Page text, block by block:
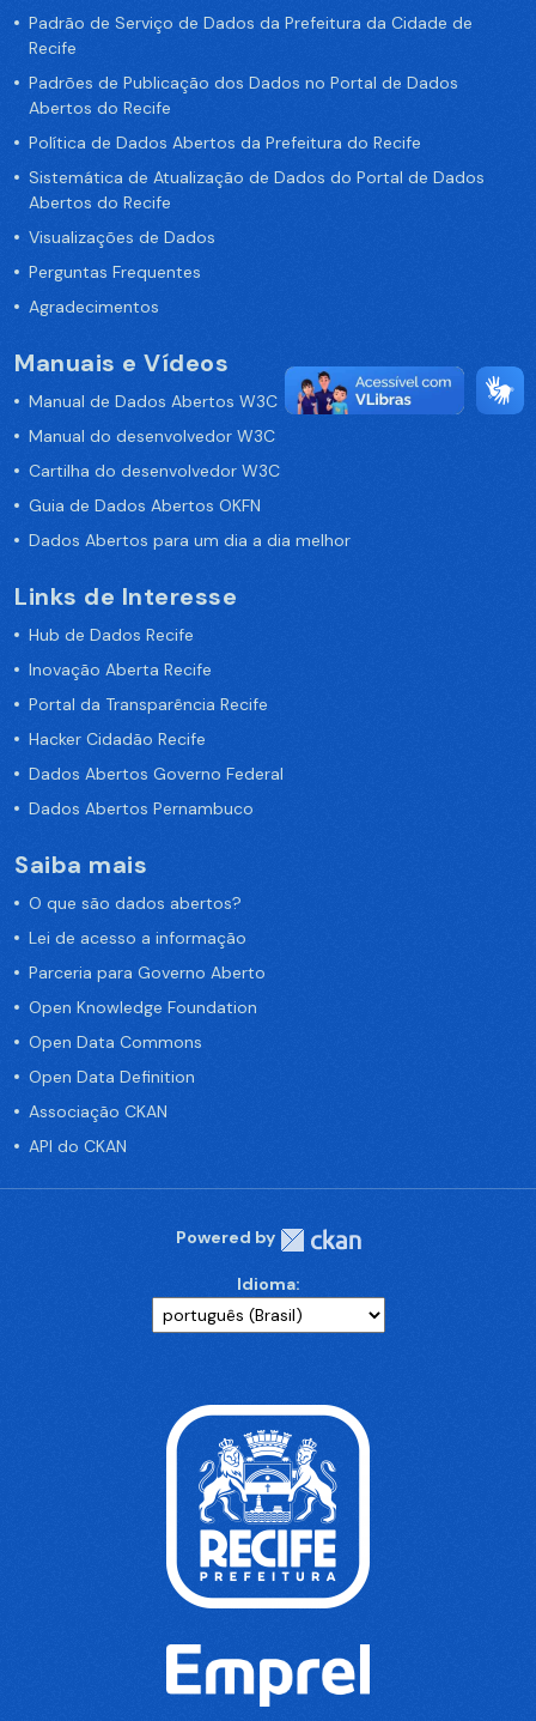
Padrão de Serviço de Dados da Prefeitura da Cidade de
Recife
Padrões de Publicação dos Dados no Portal de Dados
Abertos do Recife
Política de Dados Abertos da Prefeitura do Recife
Sistemática de Atualização de Dados do Portal de Dados
Abertos do Recife
Visualizações de Dados
Perguntas Frequentes
Agradecimentos
Manuais e Vídeos
Manual de Dados Abertos W3C
Manual do desenvolvedor W3C
Cartilha do desenvolvedor W3C
Guia de Dados Abertos OKFN
Dados Abertos para um dia a dia melhor
Links de Interesse
Hub de Dados Recife
Inovação Aberta Recife
Portal da Transparência Recife
Hacker Cidadão Recife
Dados Abertos Governo Federal
Dados Abertos Pernambuco
Saiba mais
O que são dados abertos?
Lei de acesso a informação
Parceria para Governo Aberto
Open Knowledge Foundation
Open Data Commons
Open Data Definition
Associação CKAN
API do CKAN
Powered by
Idioma